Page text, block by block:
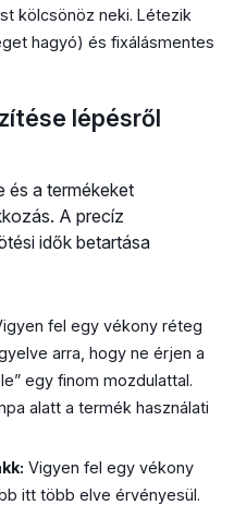
kölcsönöz neki. Létezik
hagyó) és fixálásmentes
lépésről
és a termékeket
A precíz
idők betartása
fel egy vékony réteg
arra, hogy ne érjen a
egy finom mozdulattal.
alatt a termék használati
Vigyen fel egy vékony
itt több elve érvényesül.